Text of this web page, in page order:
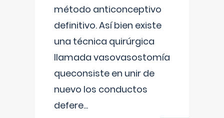
método anticonceptivo
definitivo. Así bien existe
una técnica quirúrgica
llamada vasovasostomía
queconsiste en unir de
nuevo los conductos
defere...